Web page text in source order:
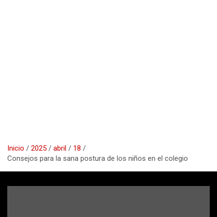
Inicio 2025 abril
18
Consejos para la sana postura de los niños en el colegio